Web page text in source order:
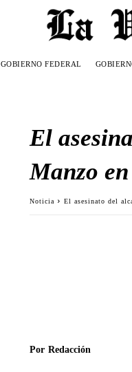
GOBIERNO FEDERAL
El
Manzo
Noticia El asesinato del
Por Redacción